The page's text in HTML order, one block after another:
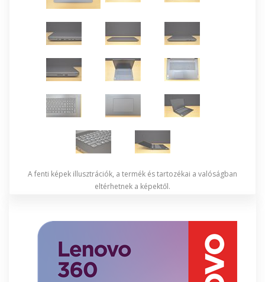
A fenti képek illusztrációk, a termék és tartozékai a valóságban
eltérhetnek a képektől.